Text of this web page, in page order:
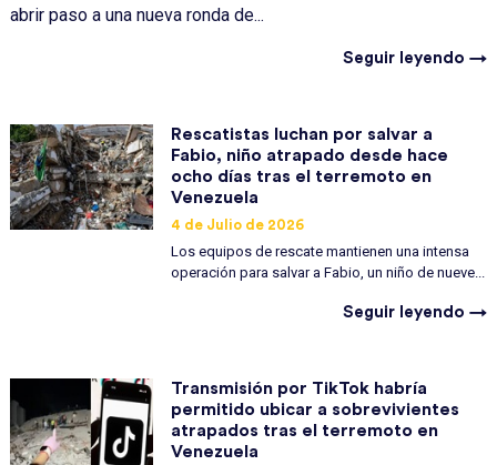
abrir paso a una nueva ronda de...
Seguir leyendo →
Rescatistas luchan por salvar a
Fabio, niño atrapado desde hace
ocho días tras el terremoto en
Venezuela
4 de Julio de 2026
Los equipos de rescate mantienen una intensa
operación para salvar a Fabio, un niño de nueve...
Seguir leyendo →
Transmisión por TikTok habría
permitido ubicar a sobrevivientes
atrapados tras el terremoto en
Venezuela